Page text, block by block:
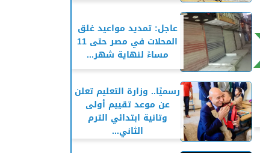
عاجل: تمديد مواعيد غلق
المحلات في مصر حتى 11
مساءً لنهاية شهر...
رسميًا.. وزارة التعليم تعلن
عن موعد تقييم أولى
وتانية ابتدائي الترم
الثاني...